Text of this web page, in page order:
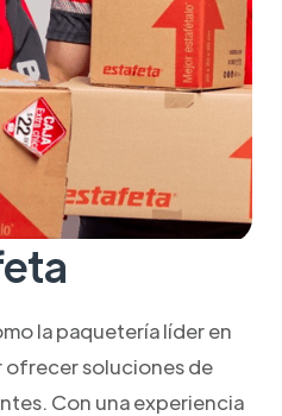
la paquetería líder en
soluciones de
Con una experiencia